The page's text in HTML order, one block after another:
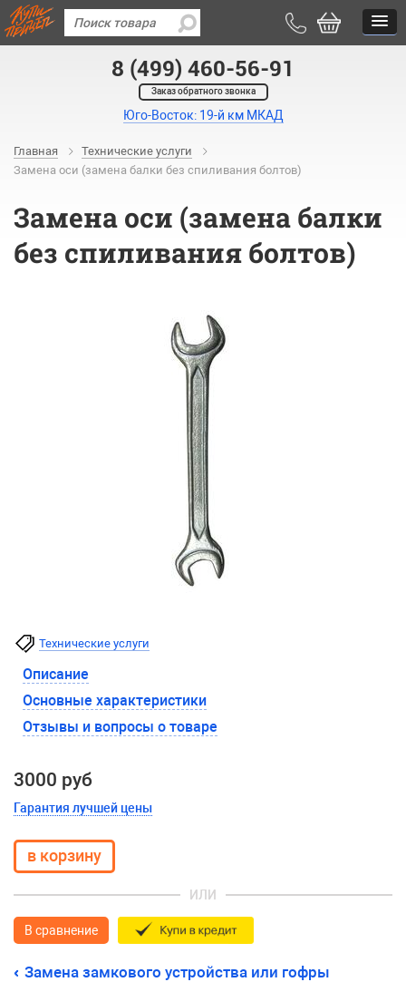
8 (499) 460-56-91
Заказ обратного звонка
Юго-Восток: 19-й км МКАД
Главная
Технические услуги
Замена оси (замена балки без спиливания болтов)
Замена оси (замена балки
без спиливания болтов)
Технические услуги
Описание
Основные характеристики
Отзывы и вопросы о товаре
3000 руб
Гарантия лучшей цены
ИЛИ
В сравнение
Замена замкового устройства или гофры